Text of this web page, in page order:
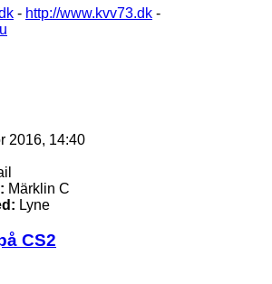
- http://www.kvv73.dk -
2016, 14:40
Märklin C
Lyne
CS2